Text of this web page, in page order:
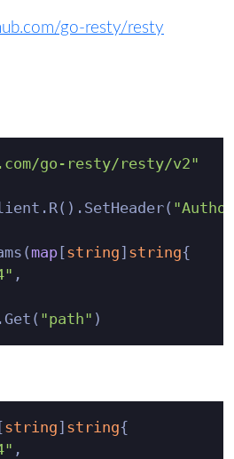
go-resty/resty
go-resty/resty/v2"
map[string ] string{
,
"path"
string ] string{
,